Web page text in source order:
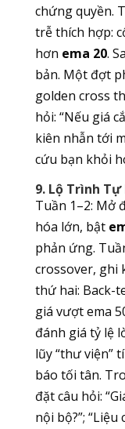
chứng quyền.
trễ thích hợp:
hơn ema 20.
bản. Một đợt
golden cross
hỏi: “Nếu giá
kiên nhẫn tới
cứu bạn khỏi
9. Lộ Trình
Tuần 1–2: Mở
hóa lớn, bật
phản ứng.
crossover, ghi
thứ hai: Back-
giá vượt ema
đánh giá tỷ lệ
lũy “thư viện”
báo tối tân.
đặt câu hỏi:
nội bộ?”;